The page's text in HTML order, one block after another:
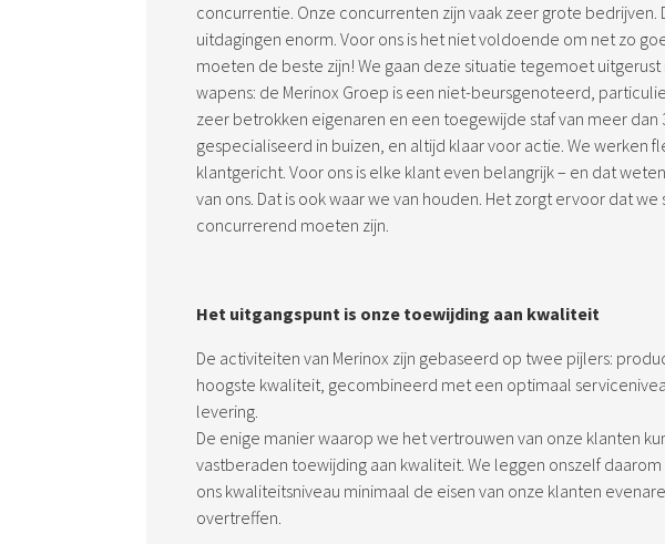
concurrentie. Onze concurrenten zijn vaak zeer grote bedrijven.
uitdagingen enorm. Voor ons is het niet voldoende om net zo
moeten de beste zijn! We gaan deze situatie tegemoet
wapens: de Merinox Groep is een niet-beursgenoteerd,
zeer betrokken eigenaren en een toegewijde staf van meer dan
gespecialiseerd in buizen, en altijd klaar voor actie. We werken
klantgericht. Voor ons is elke klant even belangrijk – en dat
van ons. Dat is ook waar we van houden. Het zorgt ervoor dat
concurrerend moeten zijn.
Het uitgangspunt is onze toewijding aan kwaliteit
De activiteiten van Merinox zijn gebaseerd op twee pijlers:
hoogste kwaliteit, gecombineerd met een optimaal
levering.
De enige manier waarop we het vertrouwen van onze klanten
vastberaden toewijding aan kwaliteit. We leggen onszelf
ons kwaliteitsniveau minimaal de eisen van onze klanten
overtreffen.